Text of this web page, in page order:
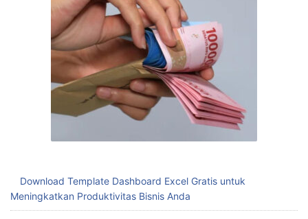
Download Template Dashboard Excel Gratis untuk
Meningkatkan Produktivitas Bisnis Anda
Mudahnya Download Template Absensi Excel untuk Kelola
Kehadiran Karyawan
Mengatur Stok Barang dengan Template Stok Barang Excel
Menghemat Waktu dengan Template Absen Excel
Meningkatkan Efisiensi Bisnis Anda
Mengoptimalkan Keuangan dengan Template Laporan